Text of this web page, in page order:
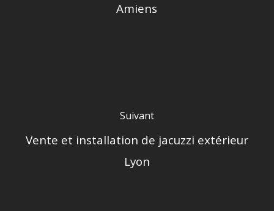
Amiens
Suivant
Vente et installation de jacuzzi extérieur
Lyon